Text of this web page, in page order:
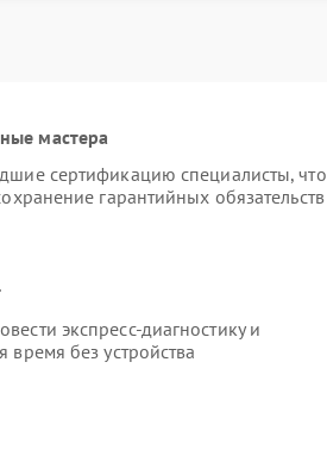
мастера
сертификацию специалисты, что
гарантийных обязательств
экспресс-диагностику и
без устройства